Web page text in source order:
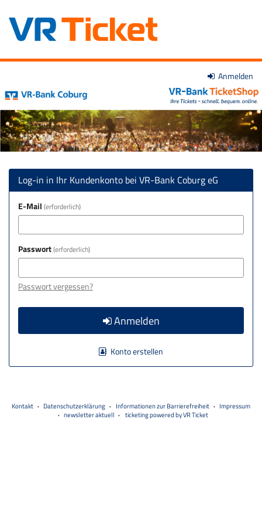
Inhalt
springen
Anmelden
VR-
Bank
Coburg
eGLog-in in Ihr Kundenkonto bei VR-Bank Coburg eG
E-Mail erforderlich
Passwort erforderlich
Passwort vergessen?
Anmelden
Konto erstellen
Kontakt Datenschutzerklärung Informationen zur Barrierefreiheit
Impressum
newsletter aktuell
ticketing powered by VR Ticket